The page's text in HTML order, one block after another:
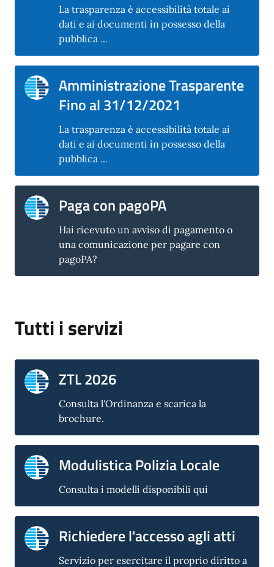
La trasparenza è accessibilità totale ai
dati e ai documenti in possesso della
pubblica ...
Amministrazione Trasparente
Fino al 31/12/2021
La trasparenza è accessibilità totale ai
dati e ai documenti in possesso della
pubblica ...
Paga con pagoPA
Hai ricevuto un avviso di pagamento o
una comunicazione per pagare con
pagoPA?
Tutti i servizi
ZTL 2026
Consulta l'Ordinanza e scarica la
brochure.
Modulistica Polizia Locale
Consulta i modelli disponibili qui
Richiedere l'accesso agli atti
Servizio per esercitare il proprio diritto a